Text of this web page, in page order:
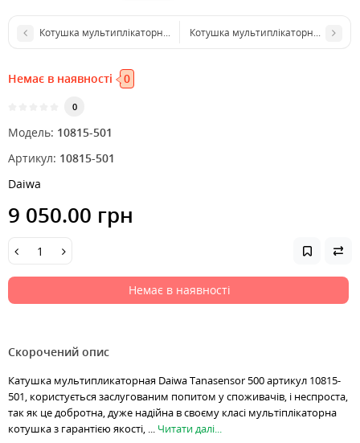
Котушка мультиплікаторна Spro Depth Charge Line Counter SW LH
Котушка мультиплікаторна Daiwa
Немає в наявності 0
0
Модель: 10815-501
Артикул: 10815-501
Daiwa
9 050.00 грн
Немає в наявності
Скорочений опис
Катушка мультипликаторная Daiwa Tanasensor 500 артикул 10815-
501, користується заслугованим попитом у споживачів, і неспроста,
так як це добротна, дуже надійна в своєму класі мультіплікаторна
котушка з гарантією якості, ... Читати далі...